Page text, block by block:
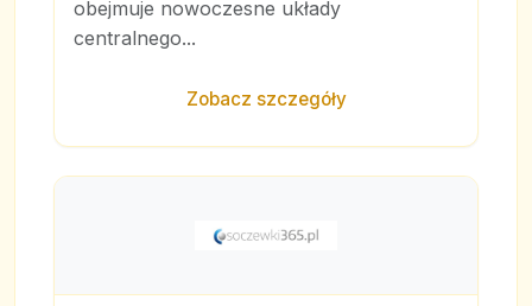
obejmuje nowoczesne układy
centralnego...
Zobacz szczegóły